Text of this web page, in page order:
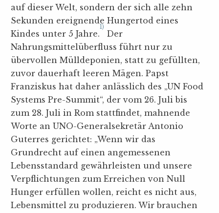
auf dieser Welt, sondern der sich alle zehn
Sekunden ereignende Hungertod eines
Kindes unter 5 Jahre.
1)
Der
Nahrungsmittelüberfluss führt nur zu
übervollen Mülldeponien, statt zu gefüllten,
zuvor dauerhaft leeren Mägen. Papst
Franziskus hat daher anlässlich des „UN Food
Systems Pre-Summit“, der vom 26. Juli bis
zum 28. Juli in Rom stattfindet, mahnende
Worte an UNO-Generalsekretär Antonio
Guterres gerichtet: „Wenn wir das
Grundrecht auf einen angemessenen
Lebensstandard gewährleisten und unsere
Verpflichtungen zum Erreichen von Null
Hunger erfüllen wollen, reicht es nicht aus,
Lebensmittel zu produzieren. Wir brauchen